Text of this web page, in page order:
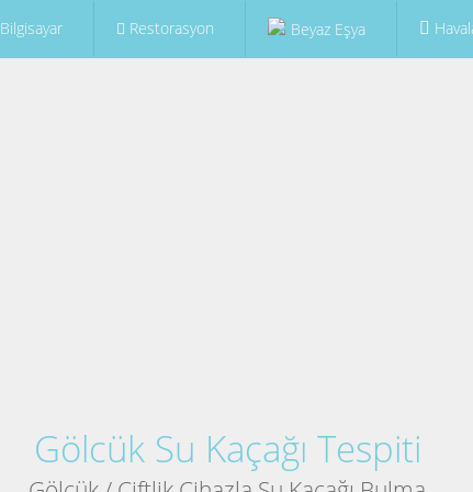
Bilgisayar Restorasyon Beyaz Eşya
Gölcük Su Kaçağı Tespiti